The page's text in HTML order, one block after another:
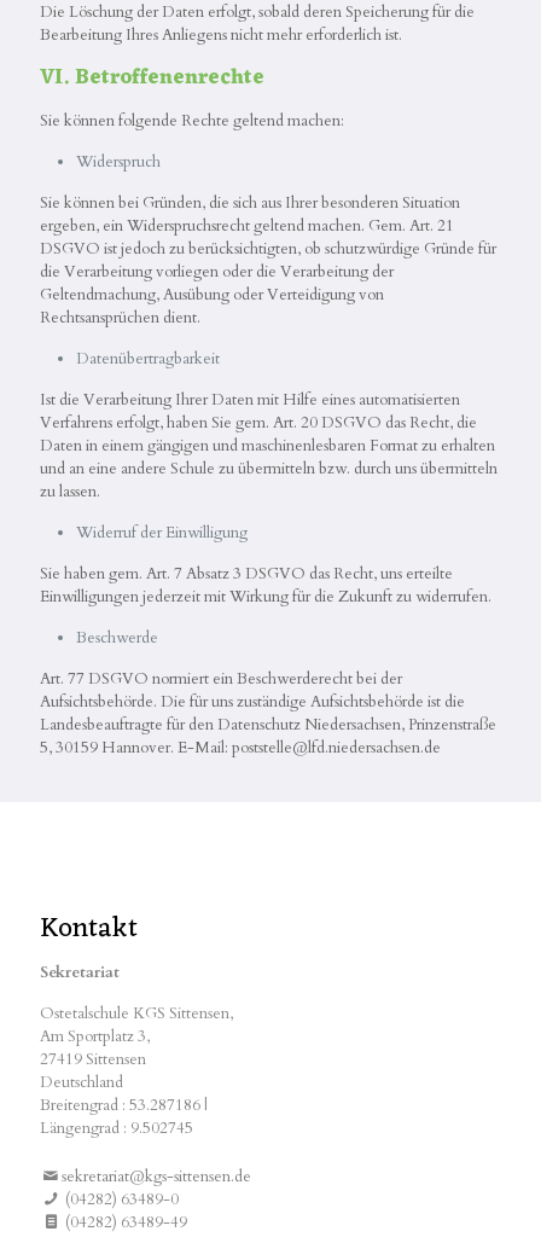
Die Löschung der Daten erfolgt, sobald deren Speicherung für die
Bearbeitung Ihres Anliegens nicht mehr erforderlich ist.
VI. Betroffenenrechte
Sie können folgende Rechte geltend machen:
Widerspruch
Sie können bei Gründen, die sich aus Ihrer besonderen Situation
ergeben, ein Widerspruchsrecht geltend machen. Gem. Art. 21
DSGVO ist jedoch zu berücksichtigten, ob schutzwürdige Gründe für
die Verarbeitung vorliegen oder die Verarbeitung der
Geltendmachung, Ausübung oder Verteidigung von
Rechtsansprüchen dient.
Datenübertragbarkeit
Ist die Verarbeitung Ihrer Daten mit Hilfe eines automatisierten
Verfahrens erfolgt, haben Sie gem. Art. 20 DSGVO das Recht, die
Daten in einem gängigen und maschinenlesbaren Format zu erhalten
und an eine andere Schule zu übermitteln bzw. durch uns übermitteln
zu lassen.
Widerruf der Einwilligung
Sie haben gem. Art. 7 Absatz 3 DSGVO das Recht, uns erteilte
Einwilligungen jederzeit mit Wirkung für die Zukunft zu widerrufen.
Beschwerde
Art. 77 DSGVO normiert ein Beschwerderecht bei der
Aufsichtsbehörde. Die für uns zuständige Aufsichtsbehörde ist die
Landesbeauftragte für den Datenschutz Niedersachsen, Prinzenstraße
5, 30159 Hannover. E-Mail: poststelle@lfd.niedersachsen.de
Kontakt
Sekretariat
Ostetalschule KGS Sittensen,
Am Sportplatz 3,
27419 Sittensen
Deutschland
Breitengrad : 53.287186 |
Längengrad : 9.502745
sekretariat@kgs-sittensen.de
(04282) 63489-0
(04282) 63489-49